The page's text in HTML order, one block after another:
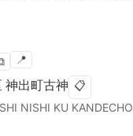
📍
神出町古神 📋
NISHI KU KANDECHO